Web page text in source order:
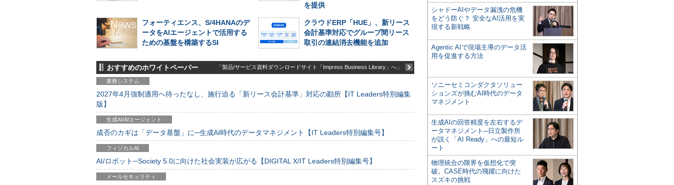
を提供
フォーティエンス、S/4HANAのデ
ータをAIエージェントで活用する
ための基盤を構築するSI
クラウドERP「HUE」、新リース
会計基準対応でグループ間リース
取引の連結消去機能を追加
おすすめのホワイトペーパー 「製品/サービス資料ダウンロードサイト「Impress Business Library」へ」
業務システム
2027年4月強制適用へ待ったなし、施行迫る「新リース会計基準」対応の勘所【IT Leaders特別編集
版】
生成AI/AIエージェント
成否のカギは「データ基盤」に─生成AI時代のデータマネジメント【IT Leaders特別編集号】
フィジカルAI
AI/ロボット─Society 5.0に向けた社会実装が広がる【DIGITAL X/IT Leaders特別編集号】
メールセキュリティ
シャドーAIやデータ漏洩の危機
をどう防ぐ？ 安全なAI活用を実
現する新戦略
Agentic AIで現場主導のデータ活
用を促進する方法
ソニーセミコンダクタソリュー
ションズが挑むAI時代のデータ
マネジメント
生成AIの回答精度を左右するデ
ータマネジメント─日立製作所
が説く「AI Ready」への最短ル
ート
物理統合の限界を仮想化で突
破。CASE時代の飛躍に向けた
スズキの挑戦